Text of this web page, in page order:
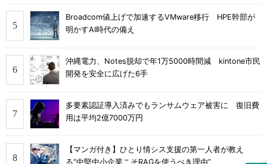
Broadcom値上げで加速するVMware移行 HPE幹部が
明かすAI時代の備え
沖縄電力、Notes脱却で年1万5000時間減 kintone市民
開発を安全に広げた6手
多要素認証導入済みでもランサムウェア被害に 復旧費
用は平均2億7000万円
【マンガ付き】ひとり情シス支援の第一人者が教え
る”中堅中小企業こそRAGを使うべき理由”